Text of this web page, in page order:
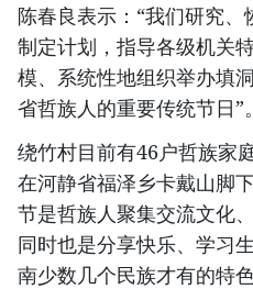
陈春良表示：“我们研究
制定计划，指导各级机关
模、系统性地组织举办填
省哲族人的重要传统节日”。
绕竹村目前有46户哲族家
在河静省福泽乡卡戴山脚
节是哲族人聚集交流文化
同时也是分享快乐、学习
南少数几个民族才有的特